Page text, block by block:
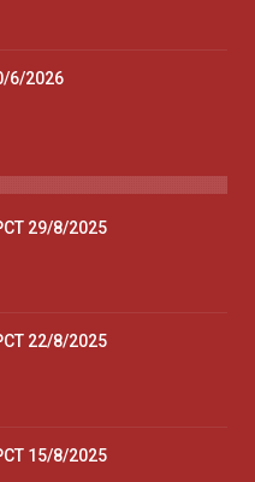
6/2026
29/8/2025
22/8/2025
15/8/2025